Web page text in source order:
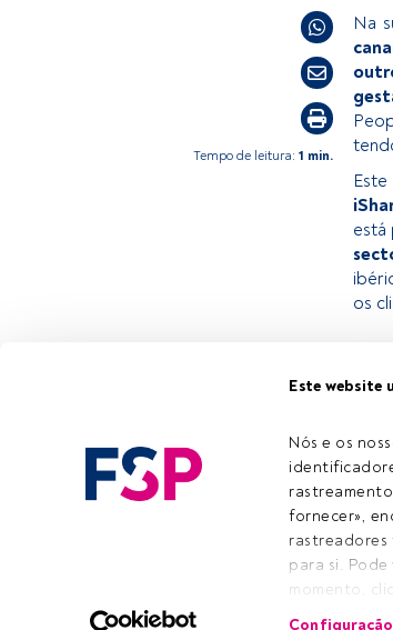
Este website
Nós e os
fornecer»,
rastreadores
para si.
momento,
Configuração
Tempo de leitura: 1 min.
Na
está
os